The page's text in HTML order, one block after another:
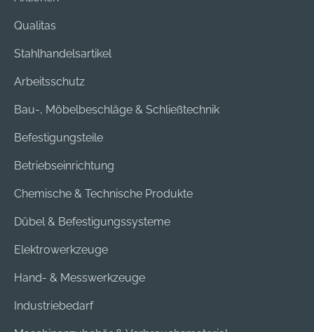
Qualitas
Stahlhandelsartikel
Arbeitsschutz
Bau-, Möbelbeschläge & Schließtechnik
Befestigungsteile
Betriebseinrichtung
Chemische & Technische Produkte
Dübel & Befestigungssysteme
Elektrowerkzeuge
Hand- & Messwerkzeuge
Industriebedarf